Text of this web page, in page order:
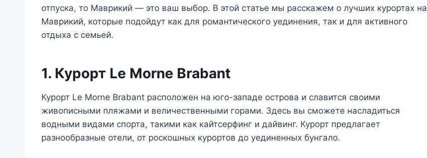
отпуска, то Маврикий — это ваш выбор. В этой статье мы расскажем о лучших курортах на
Маврикий, которые подойдут как для романтического уединения, так и для активного
отдыха с семьей.
1. Курорт Le Morne Brabant
Курорт Le Morne Brabant расположен на юго-западе острова и славится своими
живописными пляжами и величественными горами. Здесь вы сможете насладиться
водными видами спорта, такими как кайтсерфинг и дайвинг. Курорт предлагает
разнообразные отели, от роскошных курортов до уединенных бунгало.